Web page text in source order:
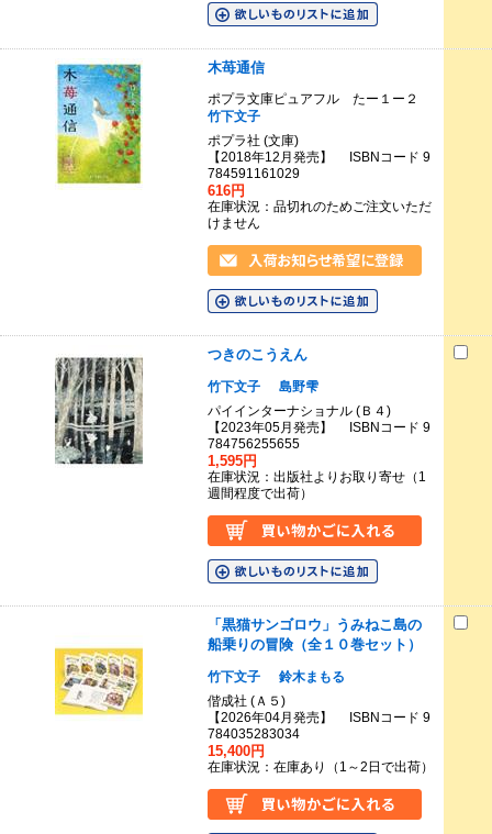
木苺通信
ポプラ文庫ピュアフル たー１ー２
竹下文子
ポプラ社 (文庫)
【2018年12月発売】 ISBNコード 9
784591161029
616円
在庫状況：品切れのためご注文いただ
けません
つきのこうえん
竹下文子
島野雫
パイインターナショナル (Ｂ４)
【2023年05月発売】 ISBNコード 9
784756255655
1,595円
在庫状況：出版社よりお取り寄せ（1
週間程度で出荷）
「黒猫サンゴロウ」うみねこ島の
船乗りの冒険（全１０巻セット）
竹下文子
鈴木まもる
偕成社 (Ａ５)
【2026年04月発売】 ISBNコード 9
784035283034
15,400円
在庫状況：在庫あり（1～2日で出荷）